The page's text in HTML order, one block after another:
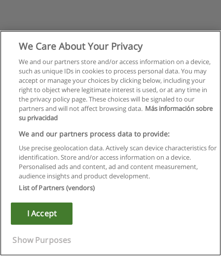
Règles d'utilisation
Confidentialité des données
Copyright © Educaedu Business S.L. - CIF : B-95610580: -
We Care About Your Privacy
We and our partners store and/or access information on a device,
such as unique IDs in cookies to process personal data. You may
accept or manage your choices by clicking below, including your
right to object where legitimate interest is used, or at any time in
the privacy policy page. These choices will be signaled to our
partners and will not affect browsing data. Más información sobre
su privacidad
We and our partners process data to provide:
Use precise geolocation data. Actively scan device characteristics for
identification. Store and/or access information on a device.
Personalised ads and content, ad and content measurement,
audience insights and product development.
List of Partners (vendors)
I Accept
Show Purposes